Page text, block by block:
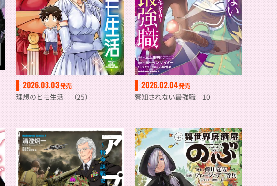
2026.03.03発売
理想のヒモ生活 （25）
2026.02.04発売
察知されない最強職 10